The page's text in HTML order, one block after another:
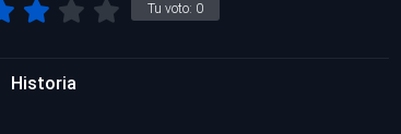
Tu voto: 0
Historia